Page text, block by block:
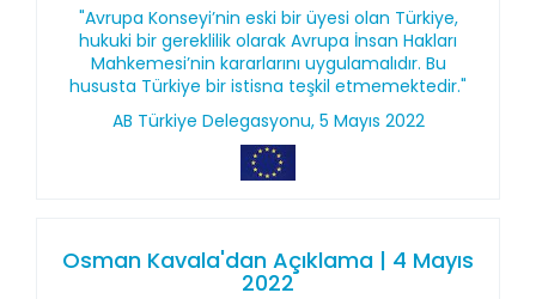
"Avrupa Konseyi’nin eski bir üyesi olan Türkiye,
hukuki bir gereklilik olarak Avrupa İnsan Hakları
Mahkemesi’nin kararlarını uygulamalıdır. Bu
hususta Türkiye bir istisna teşkil etmemektedir."
AB Türkiye Delegasyonu, 5 Mayıs 2022
Osman Kavala'dan Açıklama | 4 Mayıs
2022